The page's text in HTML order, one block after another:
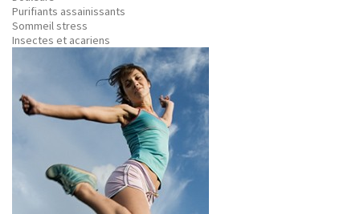
Purifiants assainissants
Sommeil stress
Insectes et acariens